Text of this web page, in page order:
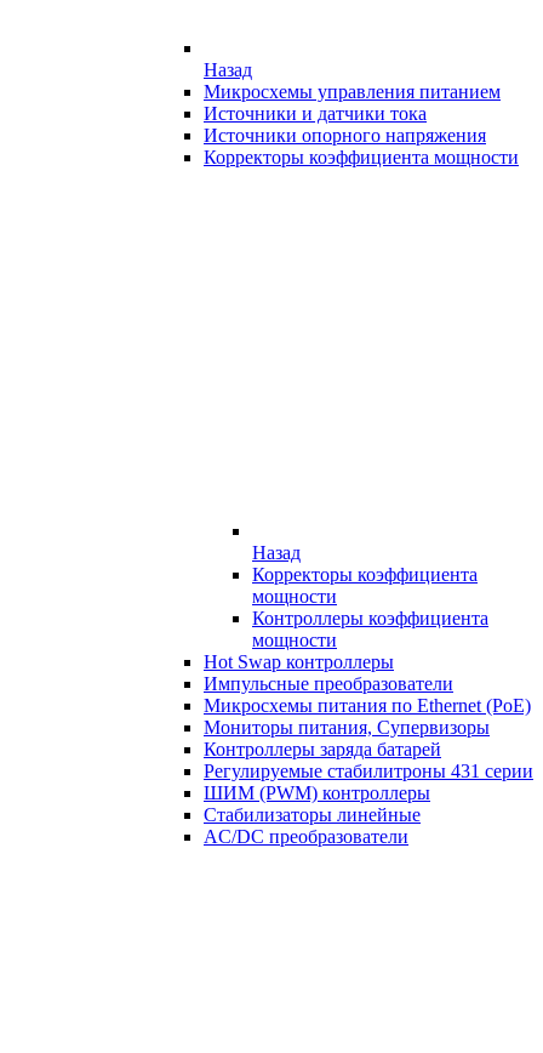
Назад
Микросхемы управления питанием
Источники и датчики тока
Источники опорного напряжения
Корректоры коэффициента мощности
Назад
Корректоры коэффициента
мощности
Контроллеры коэффициента
мощности
Hot Swap контроллеры
Импульсные преобразователи
Микросхемы питания по Ethernet (PoE)
Мониторы питания, Супервизоры
Контроллеры заряда батарей
Регулируемые стабилитроны 431 серии
ШИМ (PWM) контроллеры
Стабилизаторы линейные
AC/DC преобразователи